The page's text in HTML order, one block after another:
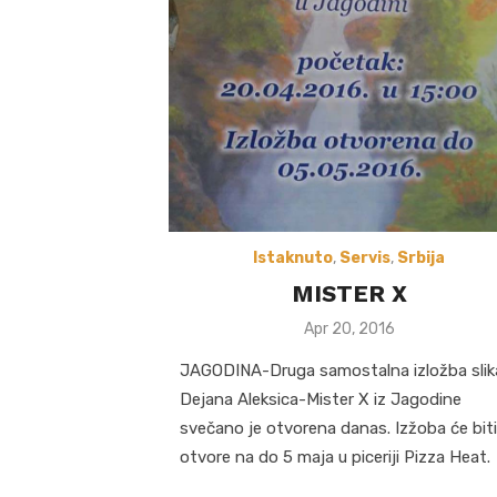
Istaknuto, Servis, Srbija
MISTER X
Posted
Apr 20, 2016
JAGODINA-Druga samostalna izložba
Dejana Aleksica-Mister X iz Jagodine
svečano je otvorena danas. Izžoba će biti
otvore na do 5 maja u piceriji Pizza Heat.